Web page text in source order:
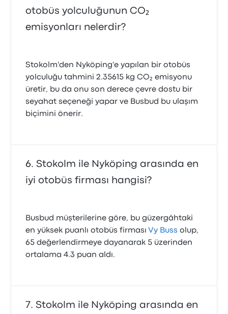
otobüs yolculuğunun CO₂
emisyonları nelerdir?
Stokolm'den Nyköping'e yapılan bir otobüs
yolculuğu tahmini 2.35615 kg CO₂ emisyonu
üretir, bu da onu son derece çevre dostu bir
seyahat seçeneği yapar ve Busbud bu ulaşım
biçimini önerir.
Stokolm ile Nyköping arasında en
iyi otobüs firması hangisi?
Busbud müşterilerine göre, bu güzergâhtaki
en yüksek puanlı otobüs firması Vy Buss olup,
65 değerlendirmeye dayanarak 5 üzerinden
ortalama 4.3 puan aldı.
Stokolm ile Nyköping arasında en